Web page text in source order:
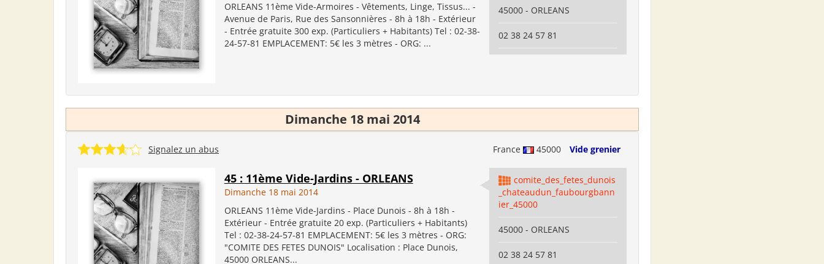
ORLEANS 11ème Vide-Armoires - Vêtements, Linge, Tissus... -
Avenue de Paris, Rue des Sansonnières - 8h à 18h - Extérieur
- Entrée gratuite 300 exp. (Particuliers + Habitants) Tel : 02-38-
24-57-81 EMPLACEMENT: 5€ les 3 mètres - ORG: ...
45000 - ORLEANS
02 38 24 57 81
Dimanche 18 mai 2014
France 45000 Vide grenier
Signalez un abus
45 : 11ème Vide-Jardins - ORLEANS
Dimanche 18 mai 2014
ORLEANS 11ème Vide-Jardins - Place Dunois - 8h à 18h -
Extérieur - Entrée gratuite 20 exp. (Particuliers + Habitants)
Tel : 02-38-24-57-81 EMPLACEMENT: 5€ les 3 mètres - ORG:
"COMITE DES FETES DUNOIS" Localisation : Place Dunois,
45000 ORLEANS...
comite_des_fetes_dunois
_chateaudun_faubourgbann
ier_45000
45000 - ORLEANS
02 38 24 57 81